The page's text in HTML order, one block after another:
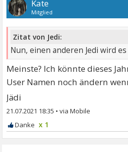
Kate
Mitglied
Zitat von Jedi:
Nun, einen anderen Jedi wird
Meinste? Ich könnte dieses
User Namen noch ändern
Jädi
21.07.2021 18:35 •
x 1